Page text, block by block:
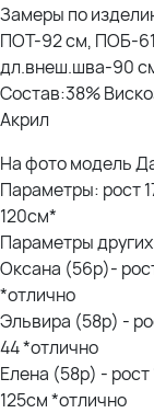
Замеры по
ПОТ-92 см, ПОБ-
дл.внеш.шва-90
Состав:38%
Акрил
На фото модель
Параметры: рост
120см*
Параметры
Оксана (56р)-
*отлично
Эльвира (58р) -
44 *отлично
Елена (58р) -
125см *отлично